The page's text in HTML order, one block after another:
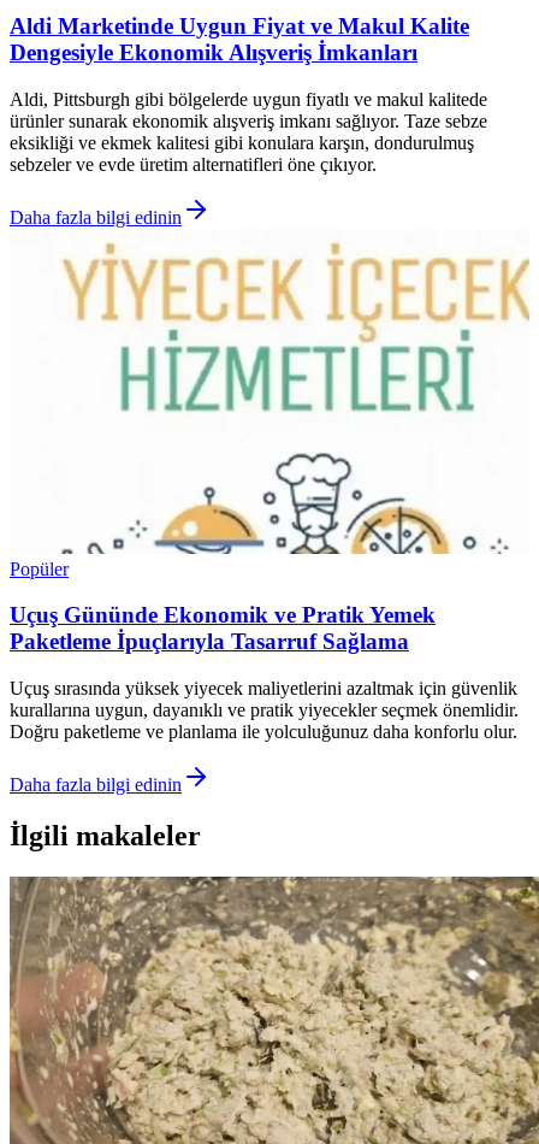
Aldi Marketinde Uygun Fiyat ve Makul Kalite
Dengesiyle Ekonomik Alışveriş İmkanları
Aldi, Pittsburgh gibi bölgelerde uygun fiyatlı ve makul kalitede
ürünler sunarak ekonomik alışveriş imkanı sağlıyor. Taze sebze
eksikliği ve ekmek kalitesi gibi konulara karşın, dondurulmuş
sebzeler ve evde üretim alternatifleri öne çıkıyor.
Daha fazla bilgi edinin
Popüler
Uçuş Gününde Ekonomik ve Pratik Yemek
Paketleme İpuçlarıyla Tasarruf Sağlama
Uçuş sırasında yüksek yiyecek maliyetlerini azaltmak için güvenlik
kurallarına uygun, dayanıklı ve pratik yiyecekler seçmek önemlidir.
Doğru paketleme ve planlama ile yolculuğunuz daha konforlu olur.
Daha fazla bilgi edinin
İlgili makaleler